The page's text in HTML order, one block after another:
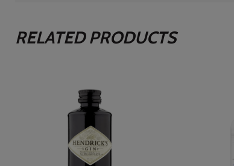
RELATED PRODUCTS